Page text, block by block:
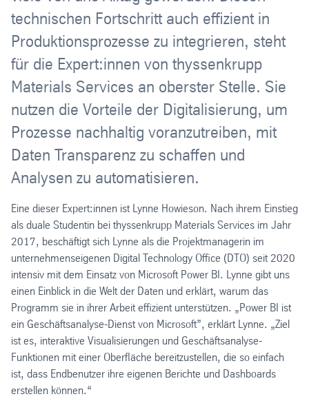
technischen Fortschritt auch effizient in
Produktionsprozesse zu integrieren, steht
für die Expert:innen von thyssenkrupp
Materials Services an oberster Stelle. Sie
nutzen die Vorteile der Digitalisierung, um
Prozesse nachhaltig voranzutreiben, mit
Daten Transparenz zu schaffen und
Analysen zu automatisieren.
Eine dieser Expert:innen ist Lynne Howieson. Nach ihrem Einstieg
als duale Studentin bei thyssenkrupp Materials Services im Jahr
2017, beschäftigt sich Lynne als die Projektmanagerin im
unternehmenseigenen Digital Technology Office (DTO) seit 2020
intensiv mit dem Einsatz von Microsoft Power BI. Lynne gibt uns
einen Einblick in die Welt der Daten und erklärt, warum das
Programm sie in ihrer Arbeit effizient unterstützen. „Power BI ist
ein Geschäftsanalyse-Dienst von Microsoft”, erklärt Lynne. „Ziel
ist es, interaktive Visualisierungen und Geschäftsanalyse-
Funktionen mit einer Oberfläche bereitzustellen, die so einfach
ist, dass Endbenutzer ihre eigenen Berichte und Dashboards
erstellen können.“